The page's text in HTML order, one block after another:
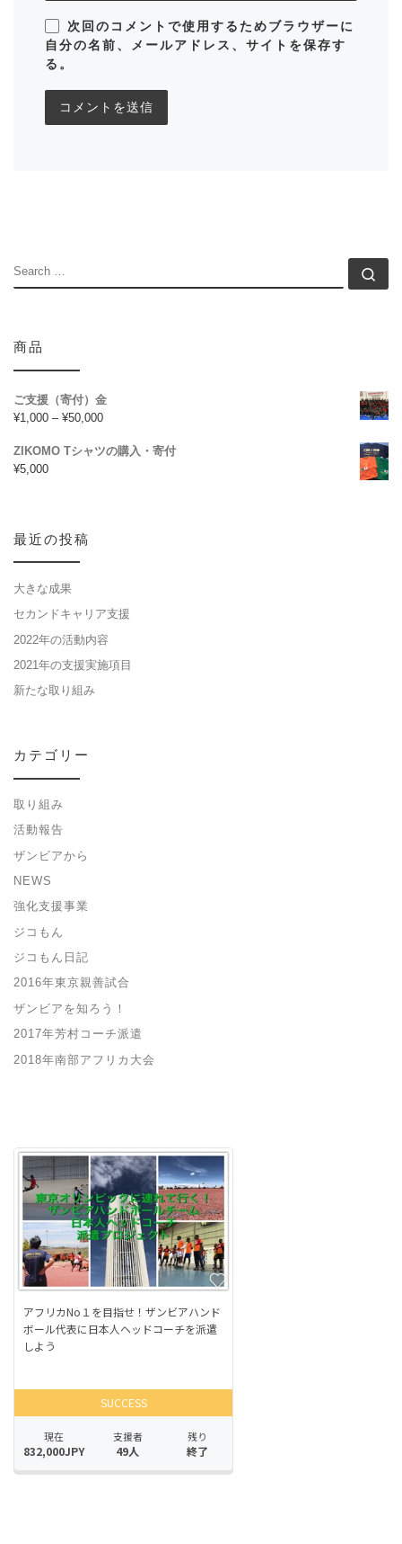
次回のコメントで使用するためブラウザーに
自分の名前、メールアドレス、サイトを保存す
る。
SEARCH
商品
ご支援（寄付）金
¥1,000 – ¥50,000
ZIKOMO Tシャツの購入・寄付
¥5,000
最近の投稿
大きな成果
セカンドキャリア支援
2022年の活動内容
2021年の支援実施項目
新たな取り組み
カテゴリー
取り組み
活動報告
ザンビアから
NEWS
強化支援事業
ジコもん
ジコもん日記
2016年東京親善試合
ザンビアを知ろう！
2017年芳村コーチ派遣
2018年南部アフリカ大会